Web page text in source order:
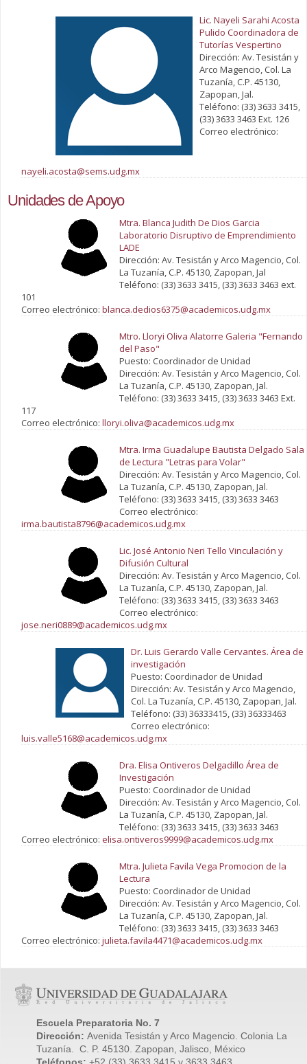
Lic. Nayeli Sarahi Acosta
Pulido Coordinadora de
Tutorías Vespertino
Dirección: Av. Tesistán y
Arco Magencio, Col. La
Tuzanía, C.P. 45130,
Zapopan, Jal.
Teléfono: (33) 3633 3415,
(33) 3633 3463 Ext. 126
Correo electrónico:
nayeli.acosta@sems.udg.mx
Unidades de Apoyo
Mtra. Blanca Judith De Dios Garcia
Laboratorio Disruptivo de Emprendimiento
LADE
Dirección: Av. Tesistán y Arco Magencio, Col.
La Tuzanía, C.P. 45130, Zapopan, Jal
Teléfono: (33) 3633 3415, (33) 3633 3463 ext.
101
Correo electrónico: blanca.dedios6375@academicos.udg.mx
Mtro. Lloryi Oliva Alatorre Galeria "Fernando
del Paso"
Puesto: Coordinador de Unidad
Dirección: Av. Tesistán y Arco Magencio, Col.
La Tuzanía, C.P. 45130, Zapopan, Jal.
Teléfono: (33) 3633 3415, (33) 3633 3463 Ext.
117
Correo electrónico: lloryi.oliva@academicos.udg.mx
Mtra. Irma Guadalupe Bautista Delgado Sala
de Lectura "Letras para Volar"
Dirección: Av. Tesistán y Arco Magencio, Col.
La Tuzanía, C.P. 45130, Zapopan, Jal.
Teléfono: (33) 3633 3415, (33) 3633 3463
Correo electrónico:
irma.bautista8796@academicos.udg.mx
Lic. José Antonio Neri Tello Vinculación y
Difusión Cultural
Dirección: Av. Tesistán y Arco Magencio, Col.
La Tuzanía, C.P. 45130, Zapopan, Jal.
Teléfono: (33) 3633 3415, (33) 3633 3463
Correo electrónico:
jose.neri0889@academicos.udg.mx
Dr. Luis Gerardo Valle Cervantes. Área de
investigación
Puesto: Coordinador de Unidad
Dirección: Av. Tesistán y Arco Magencio,
Col. La Tuzanía, C.P. 45130, Zapopan, Jal.
Teléfono: (33) 36333415, (33) 36333463
Correo electrónico:
luis.valle5168@academicos.udg.mx
Dra. Elisa Ontiveros Delgadillo Área de
Investigación
Puesto: Coordinador de Unidad
Dirección: Av. Tesistán y Arco Magencio, Col.
La Tuzanía, C.P. 45130, Zapopan, Jal.
Teléfono: (33) 3633 3415, (33) 3633 3463
Correo electrónico: elisa.ontiveros9999@academicos.udg.mx
Mtra. Julieta Favila Vega Promocion de la
Lectura
Puesto: Coordinador de Unidad
Dirección: Av. Tesistán y Arco Magencio, Col.
La Tuzanía, C.P. 45130, Zapopan, Jal.
Teléfono: (33) 3633 3415, (33) 3633 3463
Correo electrónico: julieta.favila4471@academicos.udg.mx
Escuela Preparatoria No. 7
Dirección: Avenida Tesistán y Arco Magencio. Colonia La
Tuzanía. C. P. 45130. Zapopan, Jalisco, México